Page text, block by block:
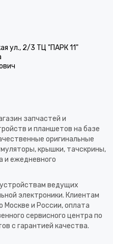
ул., 2/3 ТЦ "ПАРК 11"
запчастей и
и планшетов на базе
оригинальные
крышки, тачскрины,
и ежедневного
ведущих
электроники. Клиентам
Москве и России, оплата
сервисного центра по
с гарантией качества.